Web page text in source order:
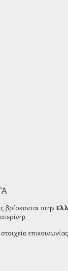
βρίσκονται στην